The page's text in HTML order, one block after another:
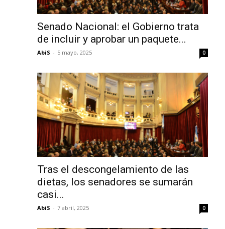
Senado Nacional: el Gobierno trata
de incluir y aprobar un paquete...
AbiS - 5 mayo, 2025 0
Tras el descongelamiento de las
dietas, los senadores se sumarán
casi...
AbiS - 7 abril, 2025 0